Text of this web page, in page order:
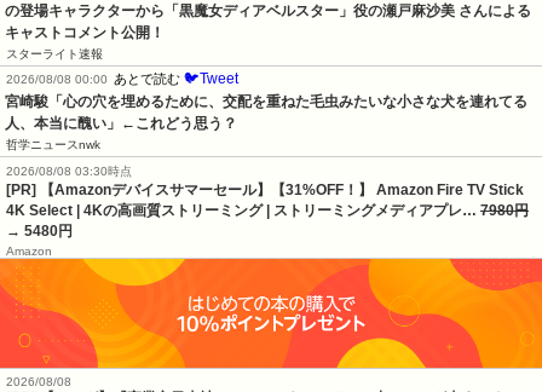
の登場キャラクターから「黒魔女ディアベルスター」役の瀬戸麻沙美 さんによる
キャストコメント公開！
スターライト速報
2026/08/08 00:00 あとで読む 🐦Tweet
宮崎駿「心の穴を埋めるために、交配を重ねた毛虫みたいな小さな犬を連れてる
人、本当に醜い」←これどう思う？
哲学ニュースnwk
2026/08/08 03:30時点
[PR] 【Amazonデバイスサマーセール】【31%OFF！】 Amazon Fire TV Stick
4K Select | 4Kの高画質ストリーミング | ストリーミングメディアプレ… 7980円
→ 5480円
Amazon
2026/08/08